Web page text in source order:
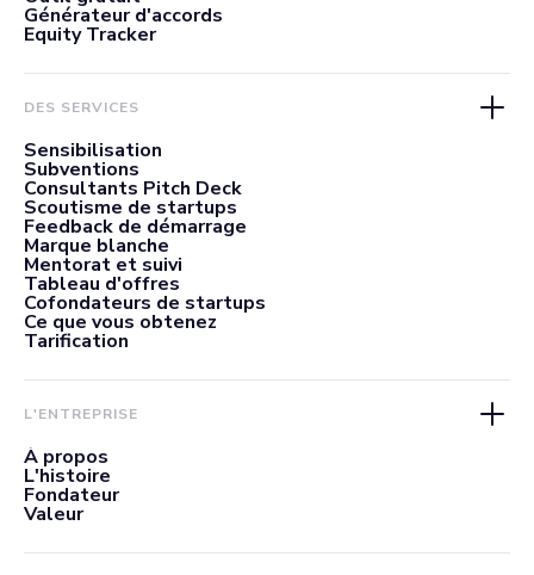
Générateur d'accords
Equity Tracker
DES SERVICES
Sensibilisation
Subventions
Consultants Pitch Deck
Scoutisme de startups
Feedback de démarrage
Marque blanche
Mentorat et suivi
Tableau d'offres
Cofondateurs de startups
Ce que vous obtenez
Tarification
L'ENTREPRISE
À propos
L'histoire
Fondateur
Valeur